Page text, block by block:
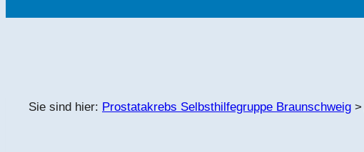
Sie sind hier: Prostatakrebs Selbsthilfegruppe Braunschweig >